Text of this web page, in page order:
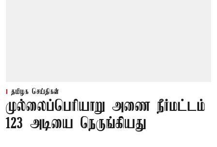
தமிழக செய்திகள்
முல்லைப்பெரியாறு அணை நீர்மட்டம்
123 அடியை நெருங்கியது